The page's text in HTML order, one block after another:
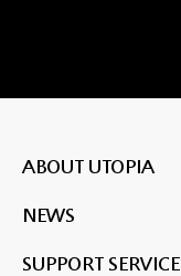
ABOUT UTOPIA
NEWS
SUPPORT SERVICE